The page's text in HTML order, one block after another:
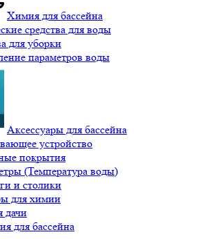
Химия для бассейна
средства для воды
для уборки
параметров воды
Аксессуары для бассейна
устройство
покрытия
(Температура воды)
и столики
для химии
дачи
для бассейна